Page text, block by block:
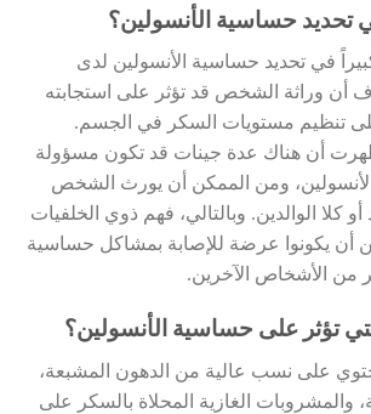
تحديد حساسية الأنسولين؟
في تحديد حساسية الأنسولين لدى
أن وراثة الشخص قد تؤثر على استجابته
تنظيم مستويات السكر في الجسم.
أن هناك عدة جينات قد تكون مسؤولة
ومن الممكن أن يورث الشخص
كلا الوالدين. وبالتالي، فهم ذوي الخلفيات
أن يكونوا عرضة للإصابة بمشاكل حساسية
من الأشخاص الآخرين.
تؤثر على حساسية الأنسولين؟
على نسب عالية من الدهون المشبعة،
والمشروبات الغازية المحلاة بالسكر على